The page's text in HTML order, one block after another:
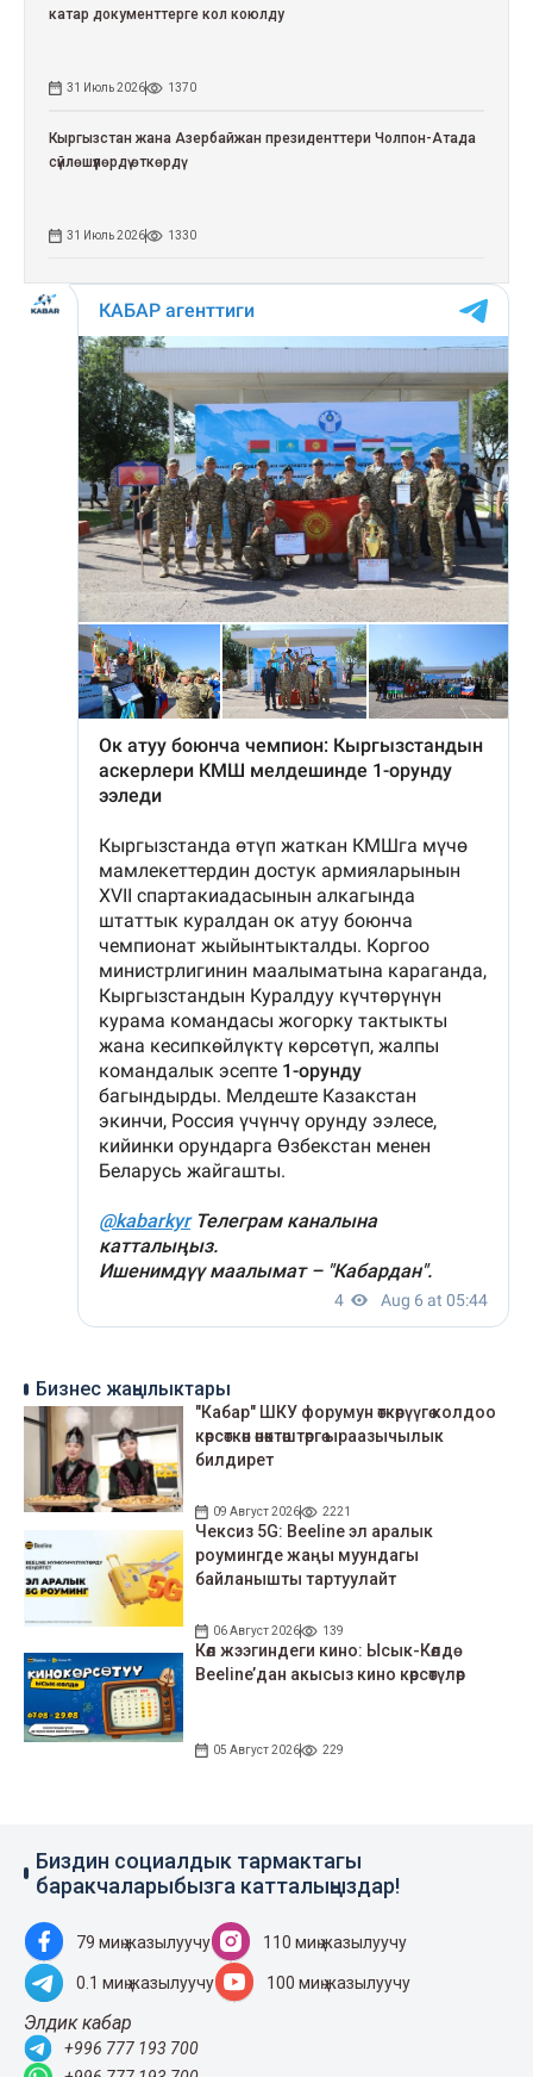
катар документтерге кол коюлду
31 Июль 2026 1370
Кыргызстан жана Азербайжан президенттери Чолпон-Атада
сүйлөшүүлөрдү өткөрдү
31 Июль 2026 1330
Бизнес жаңылыктары
"Кабар" ШКУ форумун өткөрүүгө колдоо
көрсөткөн өнөктөштөргө ыраазычылык
билдирет
09 Август 2026 2221
Чексиз 5G: Beeline эл аралык
роумингде жаңы муундагы
байланышты тартуулайт
06 Август 2026 139
Көл жээгиндеги кино: Ысык-Көлдө
Beeline’дан акысыз кино көрсөтүлөр
05 Август 2026 229
Биздин социалдык тармактагы
баракчаларыбызга катталыңыздар!
79 миң жазылуучу 110 миң жазылуучу
0.1 миң жазылуучу 100 миң жазылуучу
Элдик кабар
+996 777 193 700